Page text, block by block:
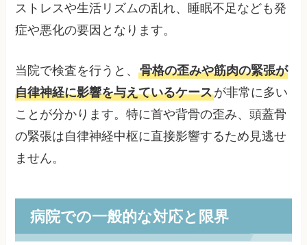
ストレスや生活リズムの乱れ、睡眠不足なども発
症や悪化の要因となります。
当院で検査を行うと、骨格の歪みや筋肉の緊張が
自律神経に影響を与えているケースが非常に多い
ことが分かります。特に首や背骨の歪み、頭蓋骨
の緊張は自律神経中枢に直接影響するため見逃せ
ません。
病院での一般的な対応と限界